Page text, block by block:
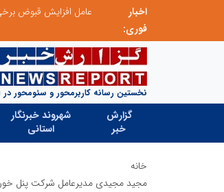
اخبار
فوری:
نخستین رسانه کاربرمحور و سئومحور در
گزارش
خبر
شهروند خبرنگار
استانی
خانه
مجید مجیدی مدیرعامل شرکت پنل